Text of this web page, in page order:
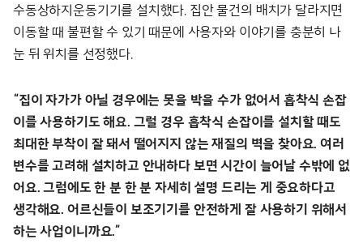
수동상하지운동기기를 설치했다. 집안 물건의 배치가 달라지면
이동할 때 불편할 수 있기 때문에 사용자와 이야기를 충분히 나
눈 뒤 위치를 선정했다.
“집이 자가가 아닐 경우에는 못을 박을 수가 없어서 흡착식 손잡
이를 사용하기도 해요. 그럴 경우 흡착식 손잡이를 설치할 때도
최대한 부착이 잘 돼서 떨어지지 않는 재질의 벽을 찾아요. 여러
변수를 고려해 설치하고 안내하다 보면 시간이 늘어날 수밖에 없
어요. 그럼에도 한 분 한 분 자세히 설명 드리는 게 중요하다고
생각해요. 어르신들이 보조기기를 안전하게 잘 사용하기 위해서
하는 사업이니까요.”